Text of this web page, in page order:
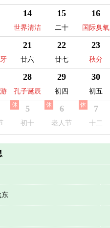
14
世界清洁
地球日
15
二十
16
国际臭氧
层保护日
21
廿六
22
廿七
23
秋分
28
孔子诞辰
29
初四
30
初五
5
初十
休 6
老人节
休 7
十二
休
东